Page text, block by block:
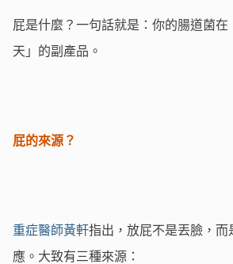
屁是什麼？一句話就是：你的腸道菌在
天」的副產品。
屁的來源？
重症醫師黃軒指出，放屁不是丟臉，而
應。大致有三種來源：